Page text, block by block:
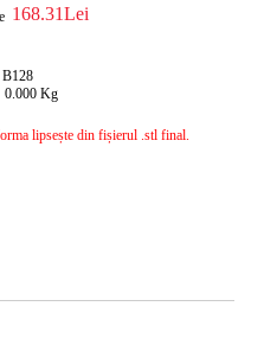
168.31Lei
B128
0.000 Kg
lipsește din fișierul .stl final.